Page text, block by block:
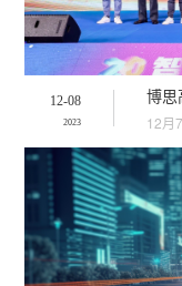
12-08
2023